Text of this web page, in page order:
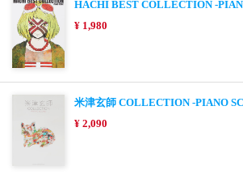
HACHI BEST COLLECTION -
¥ 1,980
米津玄師 COLLECTION -PIANO
¥ 2,090